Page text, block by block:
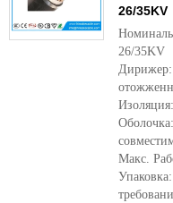
26/35KV
26/35KV
Дирижер:
Макс.